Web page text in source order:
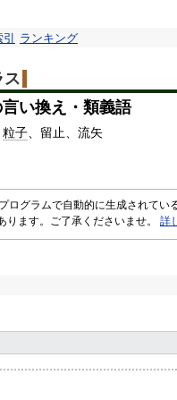
ランキング
ス
言い換え・類義語
粒子 留止 流矢
ログラムで自動的に生成されてい
ります。ご了承くださいませ。 詳